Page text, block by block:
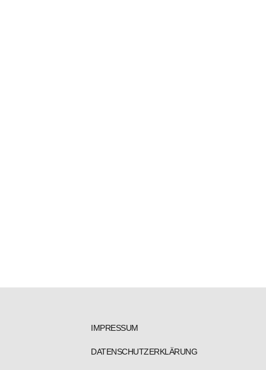
IMPRESSUM
DATENSCHUTZERKLÄRUNG